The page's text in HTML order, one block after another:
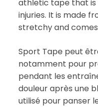
athletic tape that
injuries. It is made
stretchy and
Sport Tape peut
notamment pour
pendant les
douleur après une
utilisé pour panser